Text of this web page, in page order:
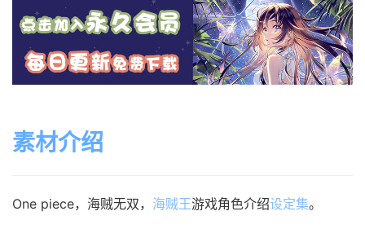
素材介绍
One piece，海贼无双， 海贼王游戏角色介绍设定集。